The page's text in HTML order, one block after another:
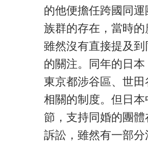
的他便擔任跨國同
族群的存在，當時
雖然沒有直接提及
的關注。同年的日
東京都涉谷區、世
相關的制度。但日
節，支持同婚的團
訴訟，雖然有一部